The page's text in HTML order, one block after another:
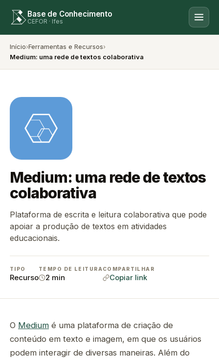
Base de Conhecimento
CEFOR · Ifes
Início›Ferramentas e Recursos›
Medium: uma rede de textos colaborativa
Medium: uma rede de textos
colaborativa
Plataforma de escrita e leitura colaborativa que pode
apoiar a produção de textos em atividades
educacionais.
TIPO
Recurso
TEMPO DE LEITURA
2 min
COMPARTILHAR
Copiar link
O Medium é uma plataforma de criação de
conteúdo em texto e imagem, em que os usuários
podem interagir de diversas maneiras. Além do